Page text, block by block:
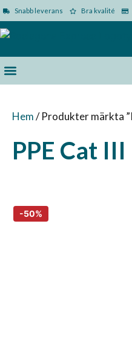
Snabb leverans Bra kvalité
Hem/ Produkter märkta
PPE Cat III